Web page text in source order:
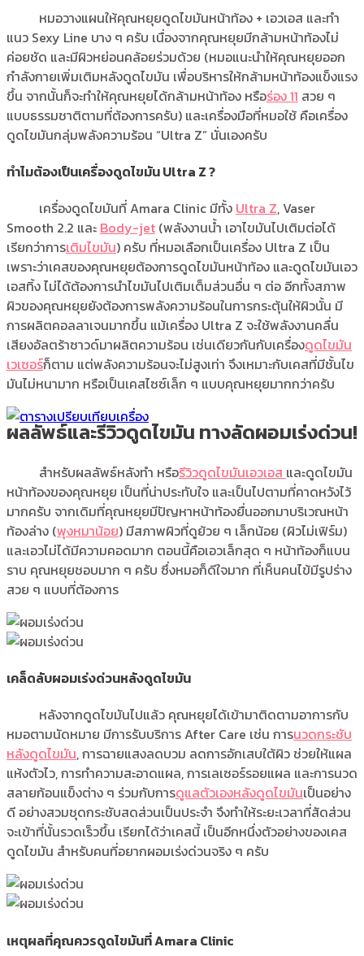
หมอวางแผนให้คุณหยุยดูดไขมันหน้าท้อง + เอวเอส และทำ
แนว Sexy Line บาง ๆ ครับ เนื่องจากคุณหยุยมีกล้ามหน้าท้องไม่
ค่อยชัด และมีผิวหย่อนคล้อยร่วมด้วย (หมอแนะนำให้คุณหยุยออก
กำลังกายเพิ่มเติมหลังดูดไขมัน เพื่อบริหารให้กล้ามหน้าท้องแข็งแรง
ขึ้น จากนั้นก็จะทำให้คุณหยุยได้กล้ามหน้าท้อง หรือร่อง 11 สวย ๆ
แบบธรรมชาติตามที่ต้องการครับ) และเครื่องมือที่หมอใช้ คือเครื่อง
ดูดไขมันกลุ่มพลังความร้อน “Ultra Z” นั่นเองครับ
ทำไมต้องเป็นเครื่องดูดไขมัน Ultra Z ?
เครื่องดูดไขมันที่ Amara Clinic มีทั้ง Ultra Z, Vaser
Smooth 2.2 และ Body-jet (พลังงานน้ำ เอาไขมันไปเติมต่อได้
เรียกว่าการเติมไขมัน) ครับ ที่หมอเลือกเป็นเครื่อง Ultra Z เป็น
เพราะว่าเคสของคุณหยุยต้องการดูดไขมันหน้าท้อง และดูดไขมันเอว
เอสทิ้ง ไม่ได้ต้องการนำไขมันไปเติมเต็มส่วนอื่น ๆ ต่อ อีกทั้งสภาพ
ผิวของคุณหยุยยังต้องการพลังความร้อนในการกระตุ้นให้ผิวนั้น มี
การผลิตคอลลาเจนมากขึ้น แม้เครื่อง Ultra Z จะใช้พลังงานคลื่น
เสียงอัลตร้าซาวด์มาผลิตความร้อน เช่นเดียวกันกับเครื่องดูดไขมัน
เวเซอร์ก็ตาม แต่พลังความร้อนจะไม่สูงเท่า จึงเหมาะกับเคสที่มีชั้นไข
มันไม่หนามาก หรือเป็นเคสไซซ์เล็ก ๆ แบบคุณหยุยมากกว่าครับ
ผลลัพธ์และรีวิวดูดไขมัน ทางลัดผอมเร่งด่วน!
สำหรับผลลัพธ์หลังทำ หรือรีวิวดูดไขมันเอวเอส และดูดไขมัน
หน้าท้องของคุณหยุย เป็นที่น่าประทับใจ และเป็นไปตามที่คาดหวังไว้
มากครับ จากเดิมที่คุณหยุยมีปัญหาหน้าท้องยื่นออกมาบริเวณหน้า
ท้องล่าง (พุงหมาน้อย) มีสภาพผิวที่ดูย้วย ๆ เล็กน้อย (ผิวไม่เฟิร์ม)
และเอวไม่ได้มีความคอดมาก ตอนนี้คือเอวเล็กสุด ๆ หน้าท้องก็แบน
ราบ คุณหยุยชอบมาก ๆ ครับ ซึ่งหมอก็ดีใจมาก ที่เห็นคนไข้มีรูปร่าง
สวย ๆ แบบที่ต้องการ
เคล็ดลับผอมเร่งด่วนหลังดูดไขมัน
หลังจากดูดไขมันไปแล้ว คุณหยุยได้เข้ามาติดตามอาการกับ
หมอตามนัดหมาย มีการรับบริการ After Care เช่น การนวดกระชับ
หลังดูดไขมัน, การฉายแสงลดบวม ลดการอักเสบใต้ผิว ช่วยให้แผล
แห้งตัวไว, การทำความสะอาดแผล, การเลเซอร์รอยแผล และการนวด
สลายก้อนแข็งต่าง ๆ ร่วมกับการดูแลตัวเองหลังดูดไขมันเป็นอย่าง
ดี อย่างสวมชุดกระชับสดส่วนเป็นประจำ จึงทำให้ระยะเวลาที่สัดส่วน
จะเข้าที่นั้นรวดเร็วขึ้น เรียกได้ว่าเคสนี้ เป็นอีกหนึ่งตัวอย่างของเคส
ดูดไขมัน สำหรับคนที่อยากผอมเร่งด่วนจริง ๆ ครับ
เหตุผลที่คุณควรดูดไขมันที่ Amara Clinic